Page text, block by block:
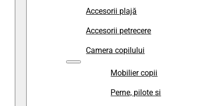
Accesorii plajă
Accesorii petrecere
Camera copilului
Mobilier copii
Perne, pilote si